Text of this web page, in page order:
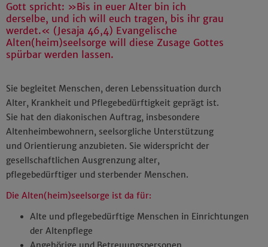
Gott spricht: »Bis in euer Alter bin ich
derselbe, und ich will euch tragen, bis ihr grau
werdet.« (Jesaja 46,4) Evangelische
Alten(heim)seelsorge will diese Zusage Gottes
spürbar werden lassen.
Sie begleitet Menschen, deren Lebenssituation durch
Alter, Krankheit und Pflegebedürftigkeit geprägt ist.
Sie hat den diakonischen Auftrag, insbesondere
Altenheimbewohnern, seelsorgliche Unterstützung
und Orientierung anzubieten. Sie widerspricht der
gesellschaftlichen Ausgrenzung alter,
pflegebedürftiger und sterbender Menschen.
Die Alten(heim)seelsorge ist da für:
Alte und pflegebedürftige Menschen in Einrichtungen
der Altenpflege